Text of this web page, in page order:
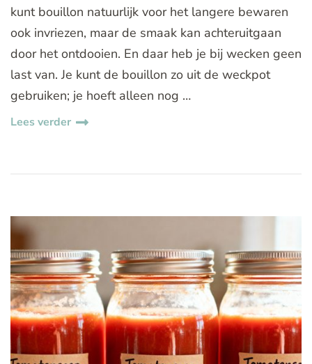
kunt bouillon natuurlijk voor het langere bewaren
ook invriezen, maar de smaak kan achteruitgaan
door het ontdooien. En daar heb je bij wecken geen
last van. Je kunt de bouillon zo uit de weckpot
gebruiken; je hoeft alleen nog …
Lees verder